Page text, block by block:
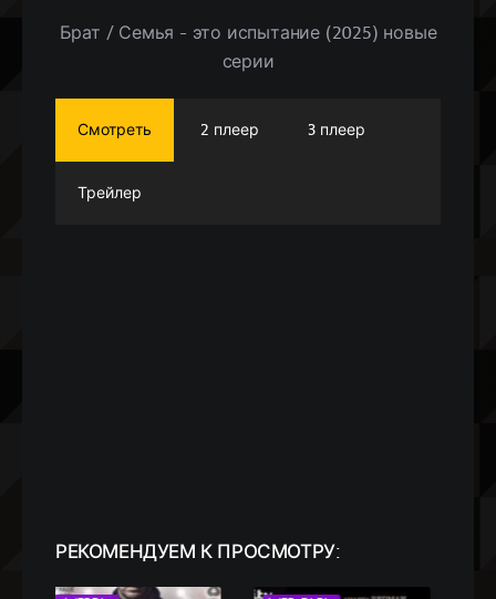
Брат / Семья - это испытание (2025) новые
серии
Смотреть 2 плеер 3 плеер
Трейлер
РЕКОМЕНДУЕМ К ПРОСМОТРУ: